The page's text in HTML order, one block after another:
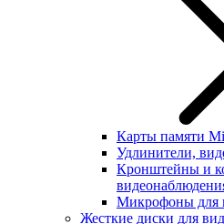
Карты памяти
Удлинители,
Кронштейны и
Микрофоны для
Жесткие диски для